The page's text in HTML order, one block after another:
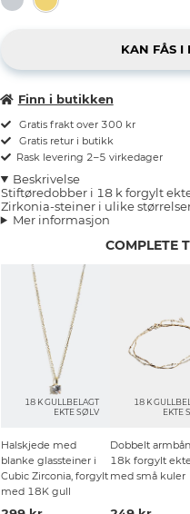
Finn i butikken
Gratis frakt over 300 kr
Gratis retur i butikk
Rask levering 2–5 virkedager
Beskrivelse
Stiftøredobber i 18 k forgylt
Zirkonia-steiner i ulike
Mer informasjon
COMPLETE
18 K GULLBELAGT
EKTE SØLV
Halskjede med
blanke glassteiner i
Cubic Zirconia, forgylt
med 18K gull
18 K
EKTE
Dobbelt
18k forgylt
med små kuler